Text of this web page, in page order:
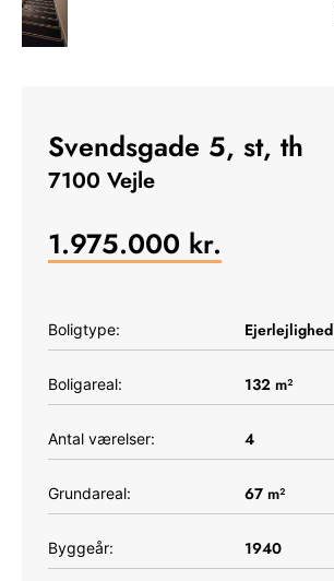
Svendsgade 5, st, th
7100 Vejle
1.975.000 kr.
Boligtype: Ejerlejlighed
Boligareal: 132 m²
Antal værelser: 4
Grundareal: 67 m²
Byggeår: 1940